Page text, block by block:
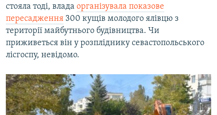
стояла тоді, влада організувала показове
пересадження 300 кущів молодого ялівцю з
території майбутнього будівництва. Чи
приживеться він у розпліднику севастопольського
лісгоспу, невідомо.